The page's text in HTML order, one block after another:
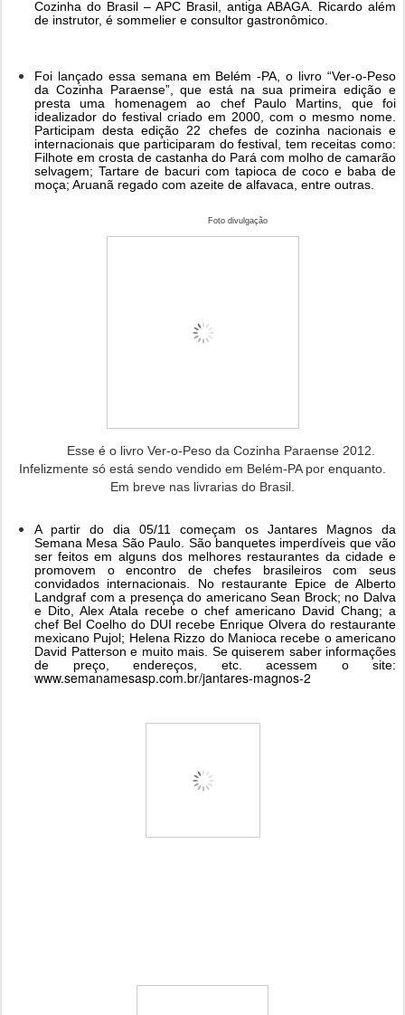
Cozinha do Brasil – APC Brasil, antiga ABAGA. Ricardo além
de instrutor, é sommelier e consultor gastronômico.
Foi lançado essa semana em Belém -PA, o livro “Ver-o-Peso
da Cozinha Paraense”, que está na sua primeira edição e
presta uma homenagem ao chef Paulo Martins, que foi
idealizador do festival criado em 2000, com o mesmo nome.
Participam desta edição 22 chefes de cozinha nacionais e
internacionais que participaram do festival, tem receitas como:
Filhote em crosta de castanha do Pará com molho de camarão
selvagem; Tartare de bacuri com tapioca de coco e baba de
moça; Aruanã regado com azeite de alfavaca, entre outras.
Foto divulgação
Esse é o livro Ver-o-Peso da Cozinha Paraense 2012.
Infelizmente só está sendo vendido em Belém-PA por enquanto.
Em breve nas livrarias do Brasil.
A partir do dia 05/11 começam os Jantares Magnos da
Semana Mesa São Paulo. São banquetes imperdíveis que vão
ser feitos em alguns dos melhores restaurantes da cidade e
promovem o encontro de chefes brasileiros com seus
convidados internacionais. No restaurante Epice de Alberto
Landgraf com a presença do americano Sean Brock; no Dalva
e Dito, Alex Atala recebe o chef americano David Chang; a
chef Bel Coelho do DUI recebe Enrique Olvera do restaurante
mexicano Pujol; Helena Rizzo do Manioca recebe o americano
David Patterson e muito mais. Se quiserem saber informações
de preço, endereços, etc. acessem o site:
www.semanamesasp.com.br/jantares-magnos-2